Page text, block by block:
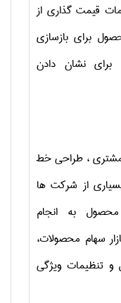
قیمت گذاری از
برای بازسازی
برای نشان دادن
مشتری ، طراحی خط
از شرکت ها
به انجام
سهام محصولات،
و تنظیمات ویژگی